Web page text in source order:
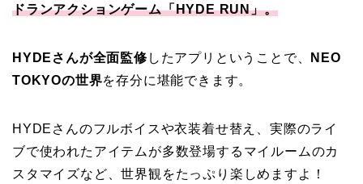
ドランアクションゲーム「HYDE RUN」。
HYDEさんが全面監修 したアプリということで、
NEO
TOKYOの世界を存分に堪能できます。
HYDEさんのフルボイスや衣装着せ替え、実際のライ
ブで使われたアイテムが多数登場するマイルームのカ
スタマイズなど、世界観をたっぷり楽しめますよ！